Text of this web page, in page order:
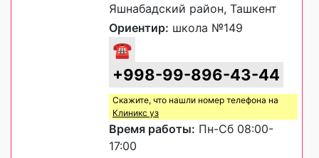
Яшнабадский район, Ташкент
Ориентир: школа №149
☎
+998-99-896-43-44
Скажите, что нашли номер телефона на
Клиникс уз
Время работы: Пн-Сб 08:00-
17:00